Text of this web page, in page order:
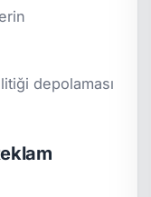
depolaması